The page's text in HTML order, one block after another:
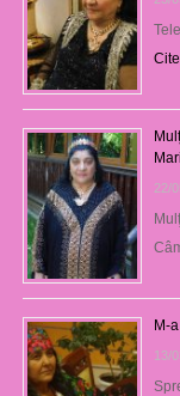
22/
M-
13/